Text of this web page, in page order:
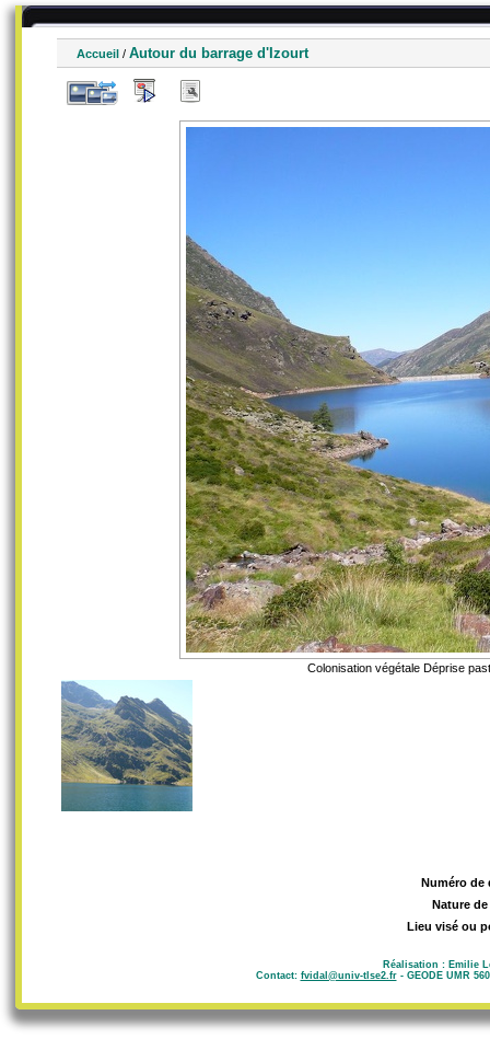
Accueil / Autour du barrage d'Izourt
Colonisation végétale Déprise
Numéro de
Nature
Lieu visé ou
Réalisation : Emilie
Contact: fvidal@univ-tlse2.fr- GEODE UMR